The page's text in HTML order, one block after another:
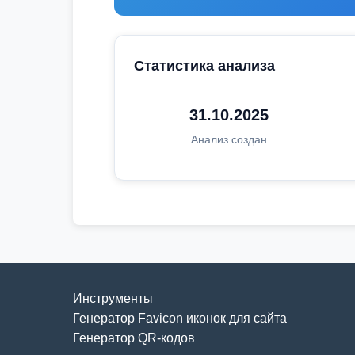
Статистика анализа
31.10.2025
Анализ создан
Инструменты
Генератор Favicon иконок для сайта
Генератор QR-кодов